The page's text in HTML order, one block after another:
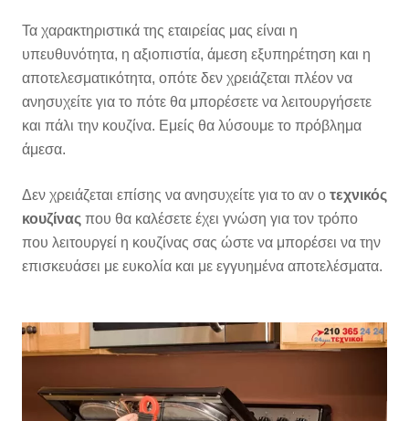
Τα χαρακτηριστικά της εταιρείας μας είναι η
υπευθυνότητα, η αξιοπιστία, άμεση εξυπηρέτηση και η
αποτελεσματικότητα, οπότε δεν χρειάζεται πλέον να
ανησυχείτε για το πότε θα μπορέσετε να λειτουργήσετε
και πάλι την κουζίνα. Εμείς θα λύσουμε το πρόβλημα
άμεσα.
Δεν χρειάζεται επίσης να ανησυχείτε για το αν ο τεχνικός
κουζίνας που θα καλέσετε έχει γνώση για τον τρόπο
που λειτουργεί η κουζίνας σας ώστε να μπορέσει να την
επισκευάσει με ευκολία και με εγγυημένα αποτελέσματα.